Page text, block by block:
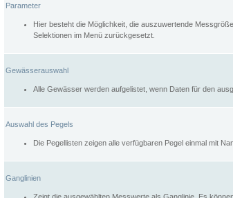
Parameter
Hier besteht die Möglichkeit, die auszuwertende
Selektionen im Menü zurückgesetzt.
Gewässerauswahl
Alle Gewässer werden aufgelistet, wenn Daten für den
Auswahl des Pegels
Die Pegellisten zeigen alle verfügbaren Pegel einmal mit
Ganglinien